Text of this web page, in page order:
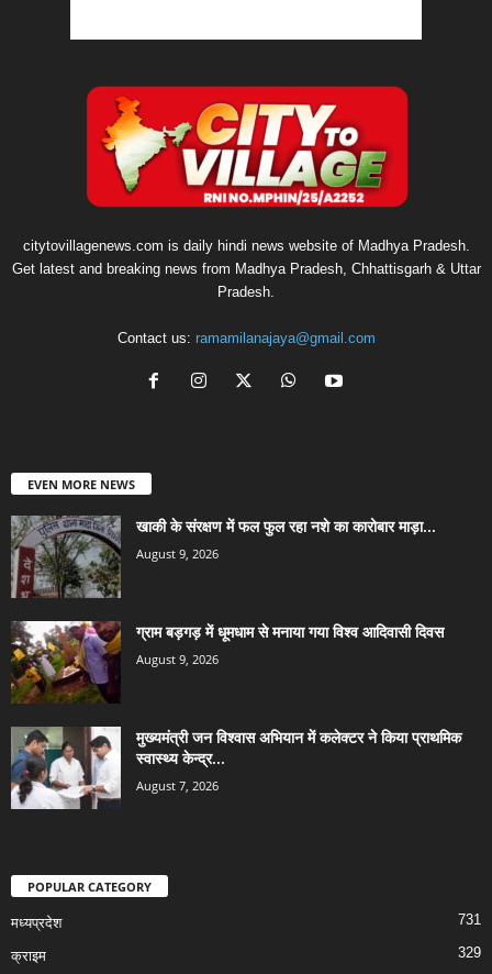
citytovillagenews.com is daily hindi news website of Madhya Pradesh.
Get latest and breaking news from Madhya Pradesh, Chhattisgarh & Uttar
Pradesh.
Contact us: ramamilanajaya@gmail.com
EVEN MORE NEWS
खाकी के संरक्षण में फल फुल रहा नशे का कारोबार माड़ा...
August 9, 2026
ग्राम बड़गड़ में धूमधाम से मनाया गया विश्व आदिवासी दिवस
August 9, 2026
मुख्यमंत्री जन विश्वास अभियान में कलेक्टर ने किया प्राथमिक
स्वास्थ्य केन्द्र...
August 7, 2026
POPULAR CATEGORY
मध्यप्रदेश 731
क्राइम 329